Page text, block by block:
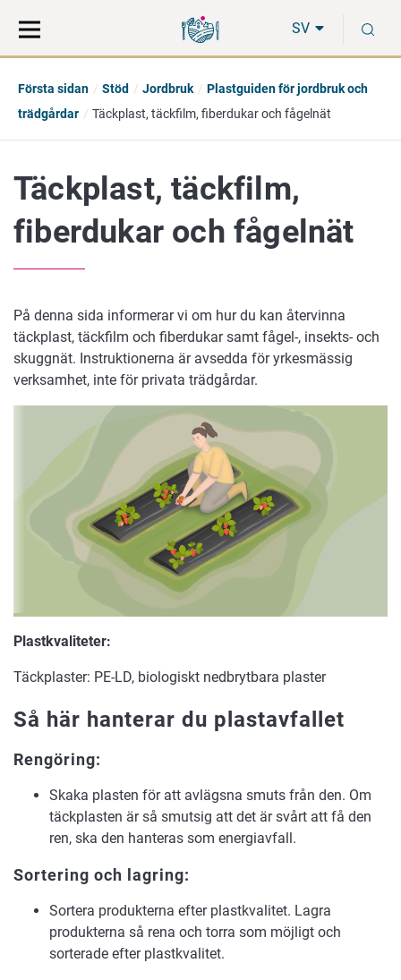
direkt
till
på
hela
SV
Första sidan Stöd Jordbruk
Plastguiden för jordbruk och
trädgårdar
Täckplast, täckfilm, fiberdukar och fågelnät
Täckplast, täckfilm,
fiberdukar och fågelnät
På denna sida informerar vi om hur du kan återvinna
täckplast, täckfilm och fiberdukar samt fågel-, insekts- och
skuggnät. Instruktionerna är avsedda för yrkesmässig
verksamhet, inte för privata trädgårdar.
Plastkvaliteter:
Täckplaster: PE-LD, biologiskt nedbrytbara plaster
Så här hanterar du plastavfallet
Rengöring:
Skaka plasten för att avlägsna smuts från den. Om
täckplasten är så smutsig att det är svårt att få den
ren, ska den hanteras som energiavfall.
Sortering och lagring:
Sortera produkterna efter plastkvalitet. Lagra
produkterna så rena och torra som möjligt och
sorterade efter plastkvalitet.